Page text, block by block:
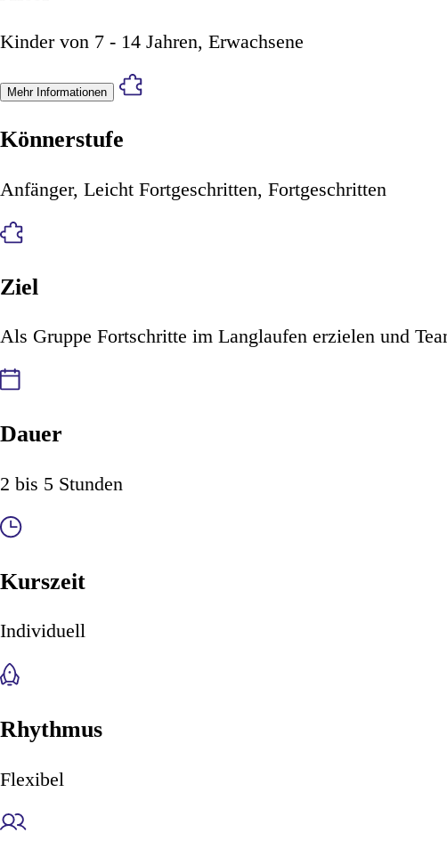
Kinder von 7 - 14 Jahren, Erwachsene
Mehr Informationen
Könnerstufe
Anfänger, Leicht Fortgeschritten, Fortgeschritten
Ziel
Als Gruppe Fortschritte im Langlaufen erzielen und
Dauer
2 bis 5 Stunden
Kurszeit
Individuell
Rhythmus
Flexibel